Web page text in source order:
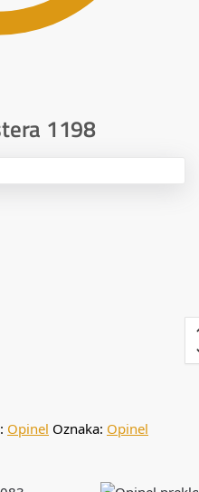
1198
Opinel Oznaka: Opinel